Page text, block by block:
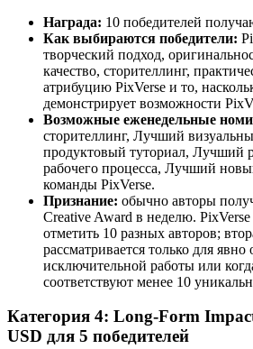
Награда: 10 победителей
Как выбираются победители:
творческий подход,
качество, сторителлинг,
атрибуцию PixVerse и то,
демонстрирует возможности
Возможные еженедельные
сторителлинг, Лучший
продуктовый туториал, Лучший
рабочего процесса, Лучший
команды PixVerse.
Признание: обычно авторы
Creative Award в неделю. PixVerse
отметить 10 разных авторов;
рассматривается только для
исключительной работы или
соответствуют менее 10
Категория 4: Long-Form
USD для 5 победителей